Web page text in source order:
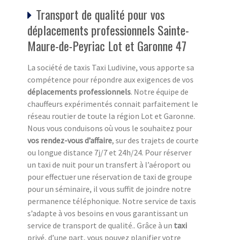
Transport de qualité pour vos
déplacements professionnels Sainte-
Maure-de-Peyriac Lot et Garonne 47
La société de taxis Taxi Ludivine, vous apporte sa
compétence pour répondre aux exigences de vos
déplacements professionnels. Notre équipe de
chauffeurs expérimentés connait parfaitement le
réseau routier de toute la région Lot et Garonne.
Nous vous conduisons où vous le souhaitez pour
vos rendez-vous d’affaire, sur des trajets de courte
ou longue distance 7j/7 et 24h/24. Pour réserver
un taxi de nuit pour un transfert à l’aéroport ou
pour effectuer une réservation de taxi de groupe
pour un séminaire, il vous suffit de joindre notre
permanence téléphonique. Notre service de taxis
s’adapte à vos besoins en vous garantissant un
service de transport de qualité.. Grâce à un taxi
privé, d’une part, vous pouvez planifier votre